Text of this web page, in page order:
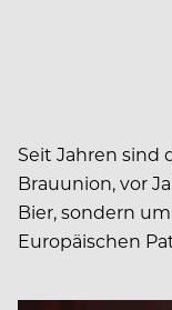
Seit Jahren sind
Brauunion, vor
Bier, sondern
Europäischen